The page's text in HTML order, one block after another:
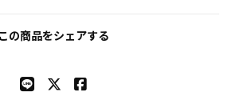
この商品をシェアする